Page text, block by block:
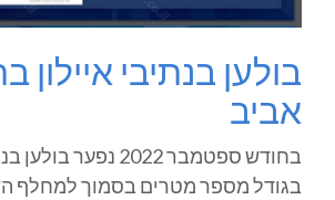
בולען בנתיבי איילון
אביב
בחודש ספטמבר 2022 נפער
בגודל מספר מטרים בסמוך למחלף